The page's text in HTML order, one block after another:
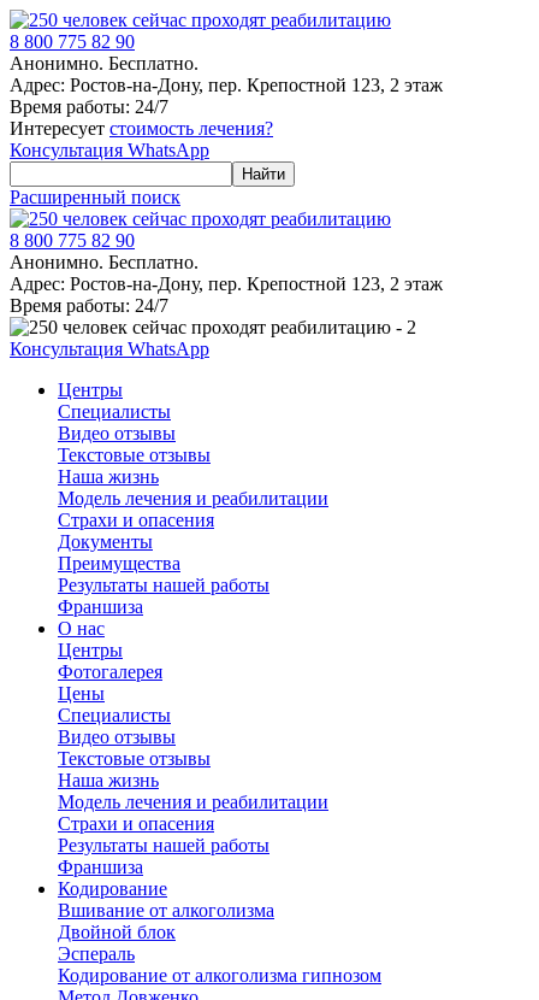
8 800 775 82 90
Анонимно. Бесплатно.
Адрес: Ростов-на-Дону, пер. Крепостной 123, 2 этаж
Время работы: 24/7
Интересует стоимость лечения?
Консультация WhatsApp
Расширенный поиск
8 800 775 82 90
Анонимно. Бесплатно.
Адрес: Ростов-на-Дону, пер. Крепостной 123, 2 этаж
Время работы: 24/7
Консультация WhatsApp
Центры
Специалисты
Видео отзывы
Текстовые отзывы
Наша жизнь
Модель лечения и реабилитации
Страхи и опасения
Документы
Преимущества
Результаты нашей работы
Франшиза
О нас
Центры
Фотогалерея
Цены
Специалисты
Видео отзывы
Текстовые отзывы
Наша жизнь
Модель лечения и реабилитации
Страхи и опасения
Результаты нашей работы
Франшиза
Кодирование
Вшивание от алкоголизма
Двойной блок
Эспераль
Кодирование от алкоголизма гипнозом